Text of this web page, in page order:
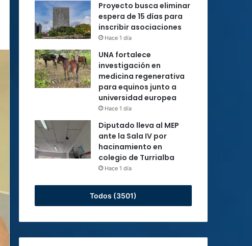
Proyecto busca eliminar
espera de 15 días para
inscribir asociaciones
Hace 1 día
UNA fortalece
investigación en
medicina regenerativa
para equinos junto a
universidad europea
Hace 1 día
Diputado lleva al MEP
ante la Sala IV por
hacinamiento en
colegio de Turrialba
Hace 1 día
Todos (3501)